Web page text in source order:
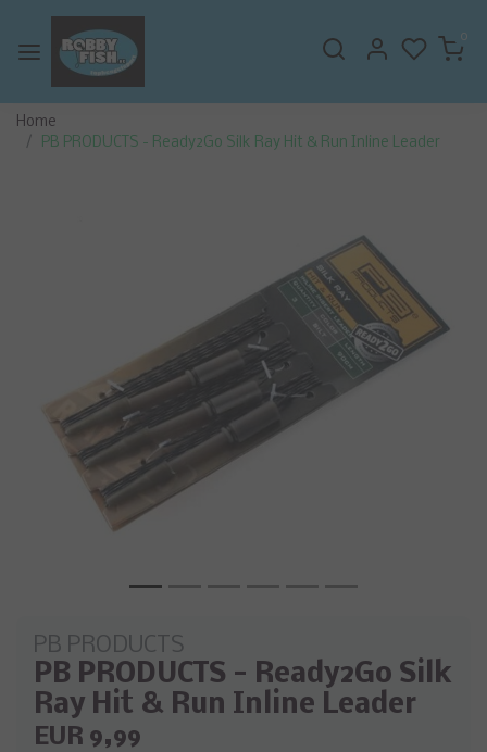
0
Home
PB PRODUCTS - Ready2Go Silk Ray Hit & Run Inline Leader
Vorige
PB PRODUCTS
PB PRODUCTS - Ready2Go Silk
Ray Hit & Run Inline Leader
EUR 9,99